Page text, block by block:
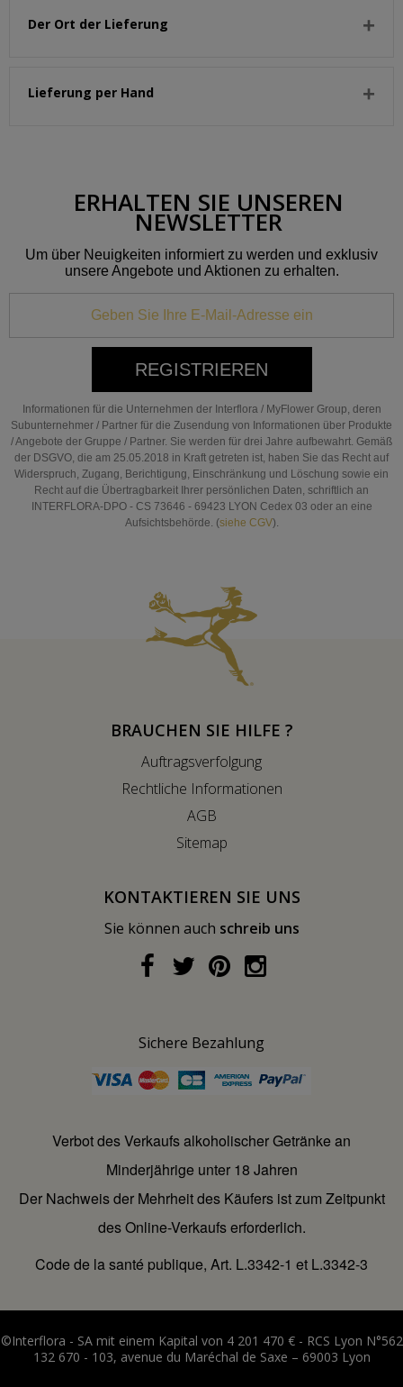
Der Ort der Lieferung
Lieferung per Hand
ERHALTEN SIE UNSEREN
NEWSLETTER
Um über Neuigkeiten informiert zu werden und exklusiv
unsere Angebote und Aktionen zu erhalten.
REGISTRIEREN
Informationen für die Unternehmen der Interflora / MyFlower Group, deren
Subunternehmer / Partner für die Zusendung von Informationen über Produkte
/ Angebote der Gruppe / Partner. Sie werden für drei Jahre aufbewahrt. Gemäß
der DSGVO, die am 25.05.2018 in Kraft getreten ist, haben Sie das Recht auf
Widerspruch, Zugang, Berichtigung, Einschränkung und Löschung sowie ein
Recht auf die Übertragbarkeit Ihrer persönlichen Daten, schriftlich an
INTERFLORA-DPO - CS 73646 - 69423 LYON Cedex 03 oder an eine
Aufsichtsbehörde. (siehe CGV).
BRAUCHEN SIE HILFE ?
Auftragsverfolgung
Rechtliche Informationen
AGB
Sitemap
KONTAKTIEREN SIE UNS
Sie können auch schreib uns
Sichere Bezahlung
Verbot des Verkaufs alkoholischer Getränke an
Minderjährige unter 18 Jahren
Der Nachweis der Mehrheit des Käufers ist zum Zeitpunkt
des Online-Verkaufs erforderlich.
Code de la santé publique, Art. L.3342-1 et L.3342-3
©Interflora - SA mit einem Kapital von 4 201 470 € - RCS Lyon N°562
132 670 - 103, avenue du Maréchal de Saxe – 69003 Lyon